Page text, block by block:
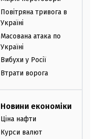
Повітряна тривога в
Україні
Масована атака по
Україні
Вибухи у Росії
Втрати ворога
Новини економіки
Ціна нафти
Курси валют